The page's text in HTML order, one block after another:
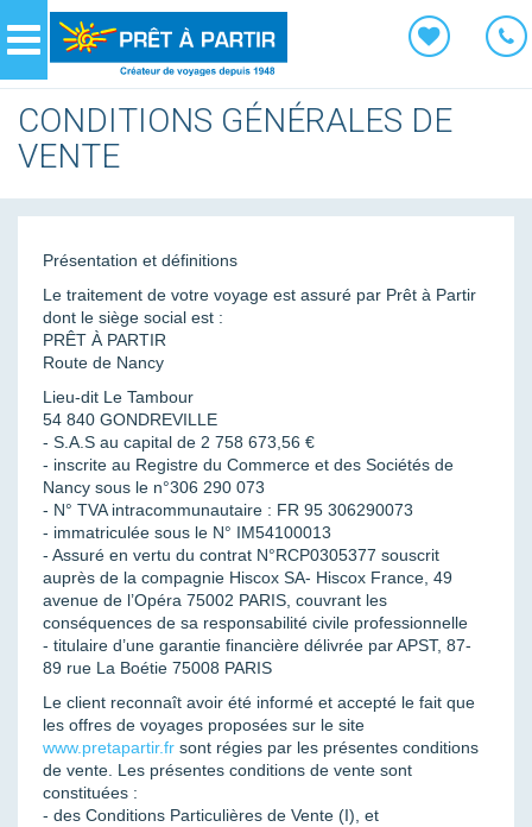
Navigation
CONDITIONS GÉNÉRALES DE
VENTE
Présentation et définitions
Le traitement de votre voyage est assuré par Prêt à Partir
dont le siège social est :
PRÊT À PARTIR
Route de Nancy
Lieu-dit Le Tambour
54 840 GONDREVILLE
- S.A.S au capital de 2 758 673,56 €
- inscrite au Registre du Commerce et des Sociétés de
Nancy sous le n°306 290 073
- N° TVA intracommunautaire : FR 95 306290073
- immatriculée sous le N° IM54100013
- Assuré en vertu du contrat N°RCP0305377 souscrit
auprès de la compagnie Hiscox SA- Hiscox France, 49
avenue de l’Opéra 75002 PARIS, couvrant les
conséquences de sa responsabilité civile professionnelle
- titulaire d’une garantie financière délivrée par APST, 87-
89 rue La Boétie 75008 PARIS
Le client reconnaît avoir été informé et accepté le fait que
les offres de voyages proposées sur le site
www.pretapartir.fr sont régies par les présentes conditions
de vente. Les présentes conditions de vente sont
constituées :
- des Conditions Particulières de Vente (I), et
Panneau de gestion des cookies